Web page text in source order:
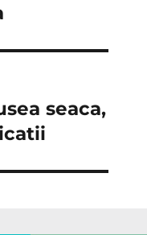
seaca,